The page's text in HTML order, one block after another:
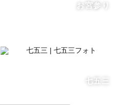
お宮参り
七五三